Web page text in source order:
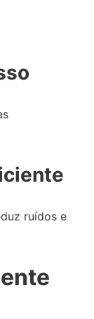
ruídos e